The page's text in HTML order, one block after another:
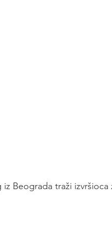
Beograda traži izvršioca